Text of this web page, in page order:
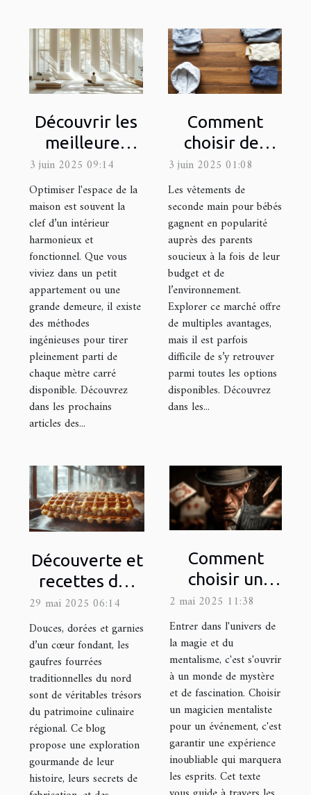
Découvrir les
meilleures
méthodes
pour
optimiser
l'espace de
votre maison
3 juin 2025 09:14
Optimiser l'espace de la
maison est souvent la
clef d’un intérieur
harmonieux et
fonctionnel. Que vous
viviez dans un petit
appartement ou une
grande demeure, il existe
des méthodes
ingénieuses pour tirer
pleinement parti de
chaque mètre carré
disponible. Découvrez
dans les prochains
articles des...
Comment
choisir des
vêtements de
seconde main
pour bébés
3 juin 2025 01:08
Les vêtements de
seconde main pour bébés
gagnent en popularité
auprès des parents
soucieux à la fois de leur
budget et de
l’environnement.
Explorer ce marché offre
de multiples avantages,
mais il est parfois
difficile de s’y retrouver
parmi toutes les options
disponibles. Découvrez
dans les...
Découverte et
recettes des
gaufres
fourrées
traditionnelles
du nord
29 mai 2025 06:14
Douces, dorées et garnies
d’un cœur fondant, les
gaufres fourrées
traditionnelles du nord
sont de véritables trésors
du patrimoine culinaire
régional. Ce blog
propose une exploration
gourmande de leur
histoire, leurs secrets de
Comment
choisir un
magicien
mentaliste
pour éblouir
vos
événements
2 mai 2025 11:38
Entrer dans l'univers de
la magie et du
mentalisme, c'est s'ouvrir
à un monde de mystère
et de fascination. Choisir
un magicien mentaliste
pour un événement, c'est
garantir une expérience
inoubliable qui marquera
les esprits. Cet texte